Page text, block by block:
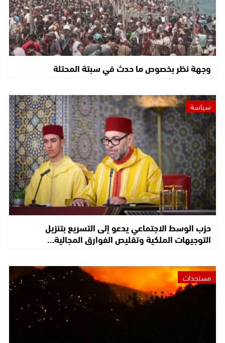
وجهة نظر بخصوص ما حدث في سبتة المحتلة
سياسة
حزب الوسط الاجتماعي يدعو إلى التسريع بتنزيل
التوجيهات الملكية وتقليص الفوارق المجالية…
مستجدات